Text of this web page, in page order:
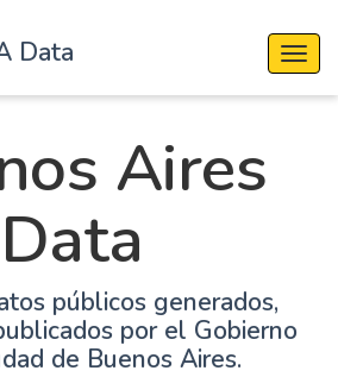
Data
Aires
Data
públicos generados,
por el Gobierno
de Buenos Aires.